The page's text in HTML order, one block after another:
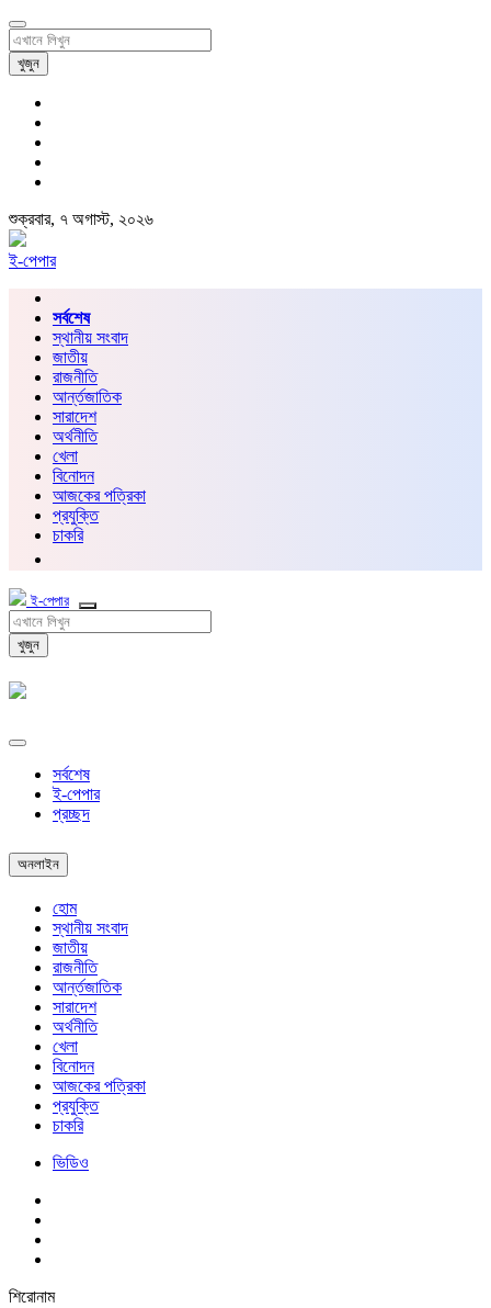
খুজুন
শুক্রবার, ৭ অগাস্ট, ২০২৬
ই-পেপার
সর্বশেষ
স্থানীয় সংবাদ
জাতীয়
রাজনীতি
আর্ন্তজাতিক
সারাদেশ
অর্থনীতি
খেলা
বিনোদন
আজকের পত্রিকা
প্রযুক্তি
চাকরি
ই-পেপার
খুজুন
সর্বশেষ
ই-পেপার
প্রচ্ছদ
অনলাইন
হোম
স্থানীয় সংবাদ
জাতীয়
রাজনীতি
আর্ন্তজাতিক
সারাদেশ
অর্থনীতি
খেলা
বিনোদন
আজকের পত্রিকা
প্রযুক্তি
চাকরি
ভিডিও
শিরোনাম